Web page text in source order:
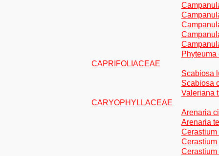
CAPRIFOLIACEAE
Scabiosa
Scabiosa
Valeriana
CARYOPHYLLACEAE
Arenaria
Arenaria